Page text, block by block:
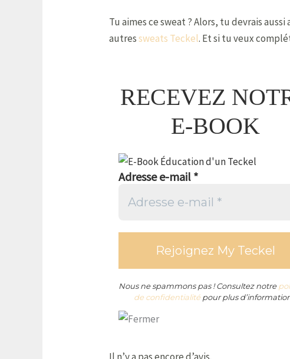
Tu aimes ce sweat ? Alors, tu devrais
autressweats Teckel. Et si tu veux
RECEVEZ
E-BOOK
Adresse e-mail *
Nous ne spammons pas ! Consultez notre
de confidentialitépour plus